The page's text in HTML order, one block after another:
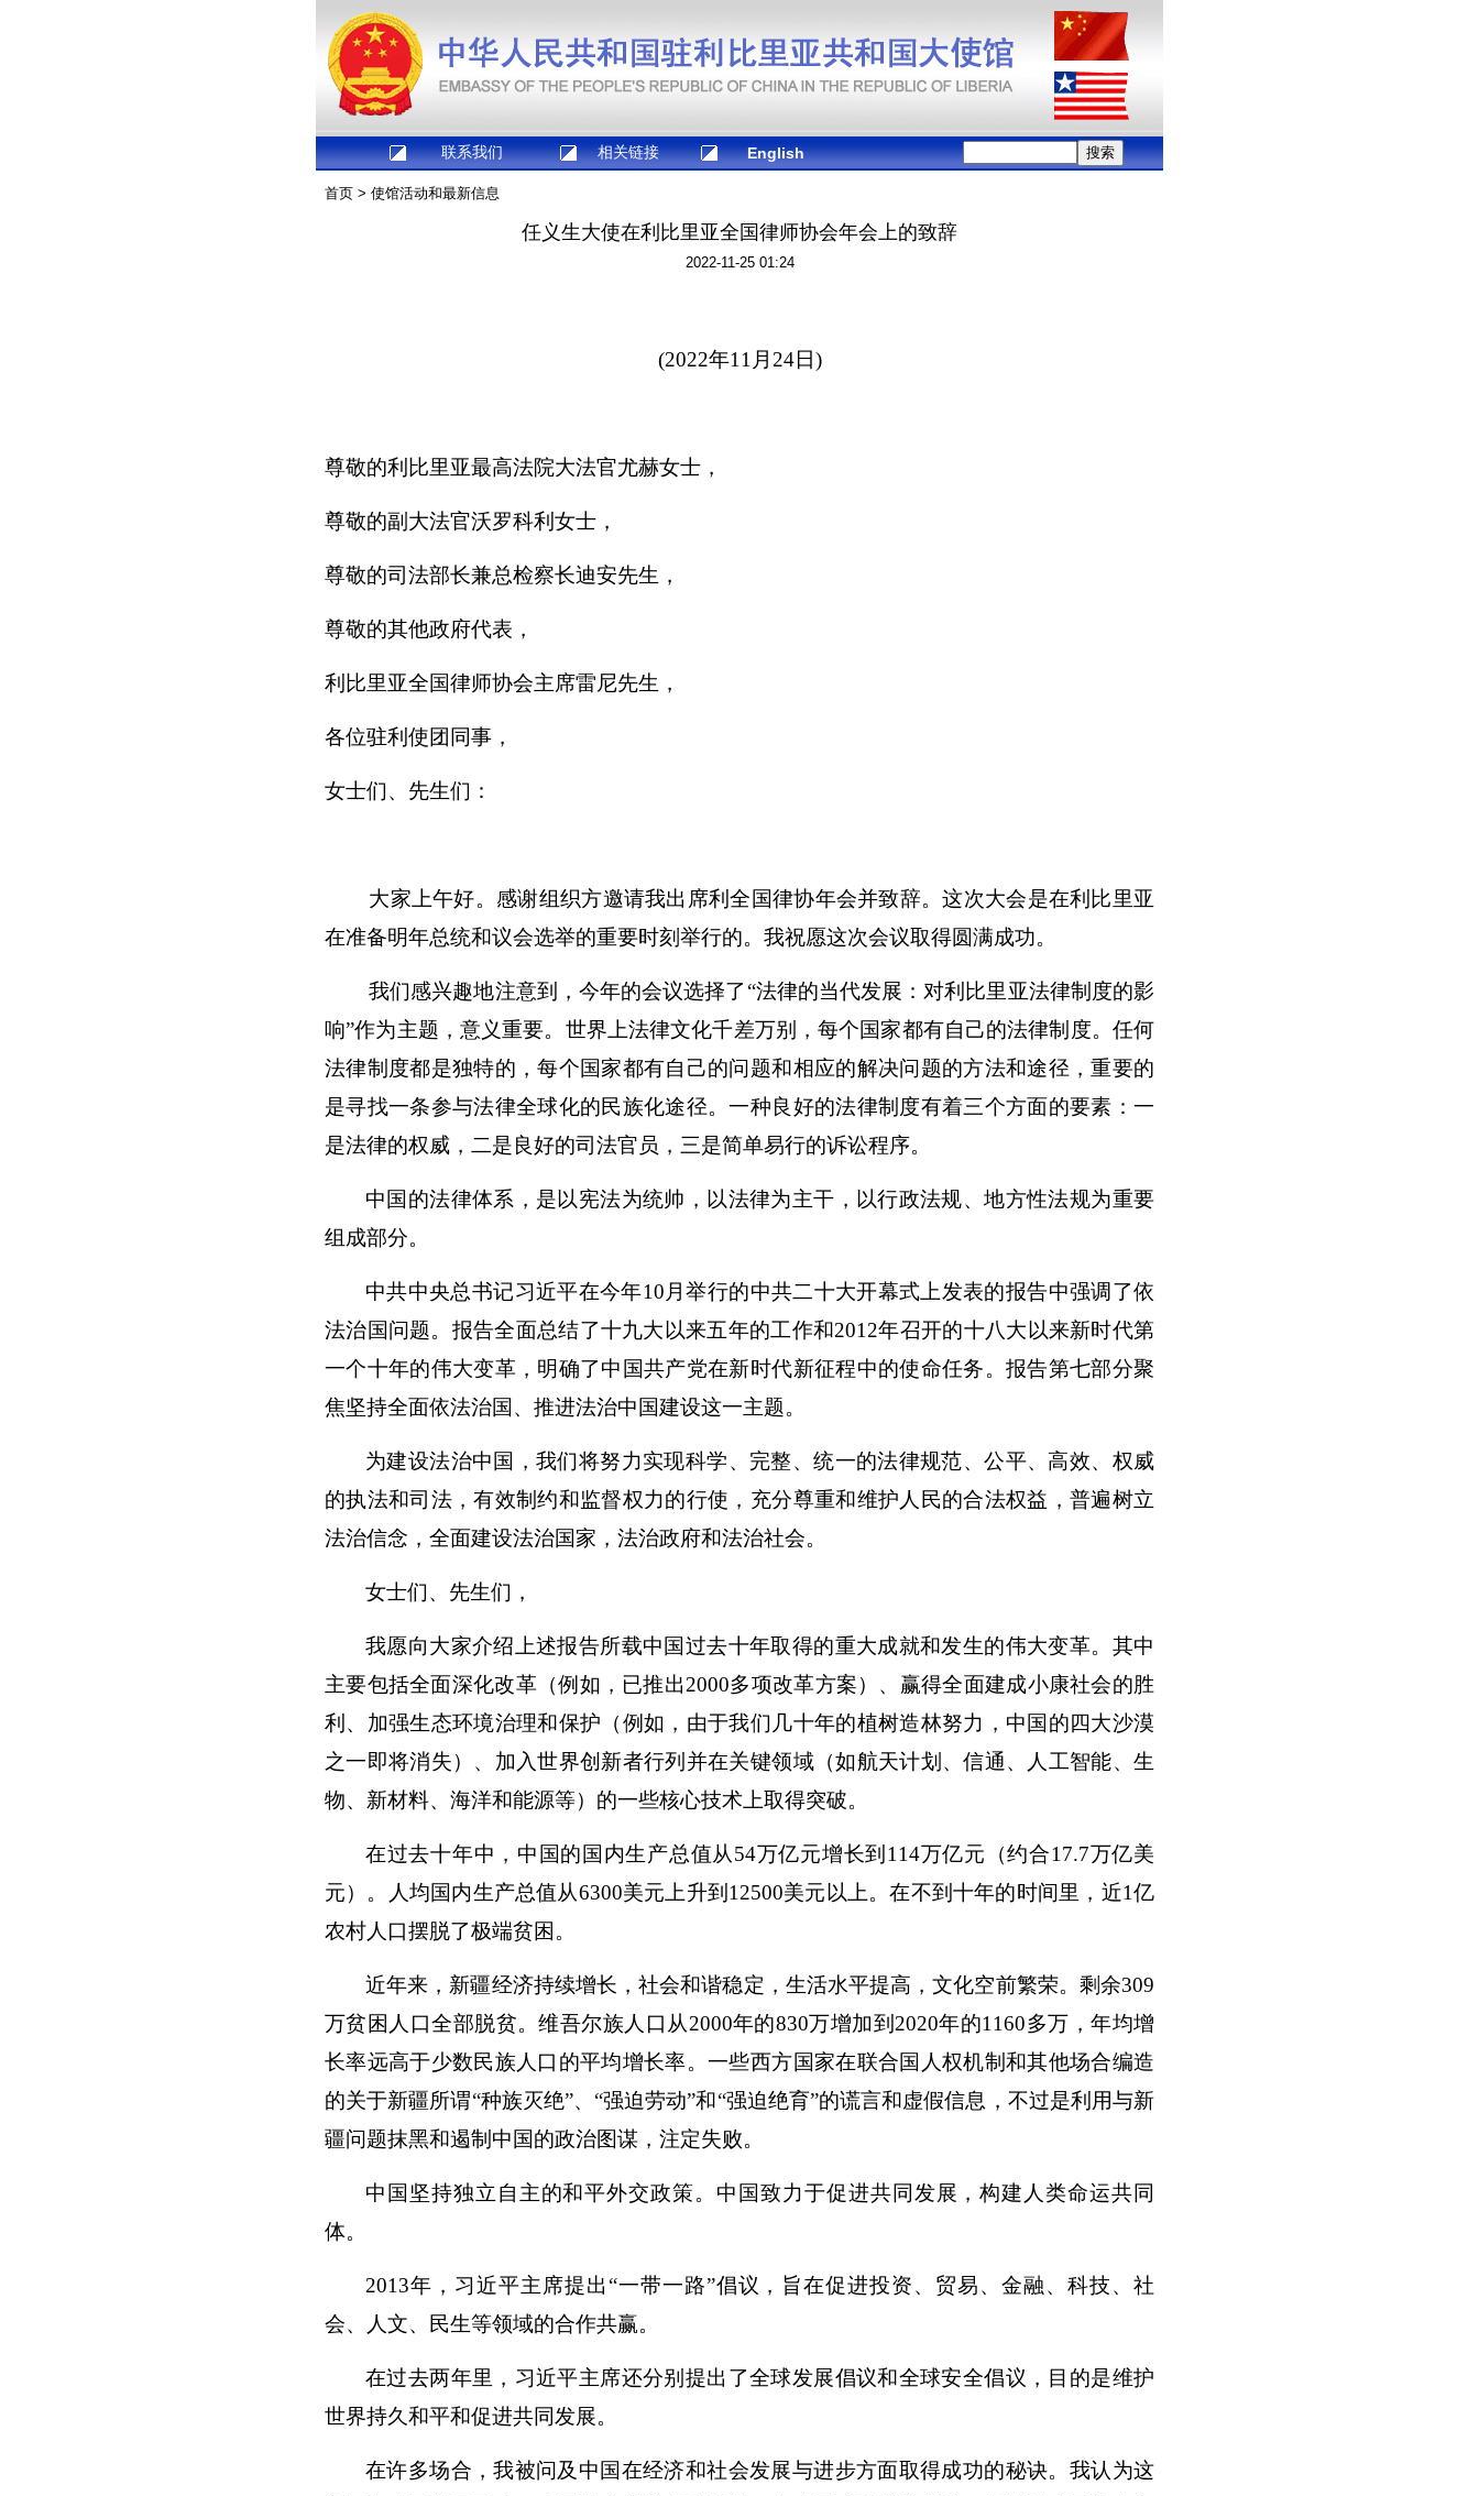
联系我们 相关链接 English
首页 > 使馆活动和最新信息
任义生大使在利比里亚全国律师协会年会上的致辞
2022-11-25 01:24
(2022年11月24日)
尊敬的利比里亚最高法院大法官尤赫女士，
尊敬的副大法官沃罗科利女士，
尊敬的司法部长兼总检察长迪安先生，
尊敬的其他政府代表，
利比里亚全国律师协会主席雷尼先生，
各位驻利使团同事，
女士们、先生们：
大家上午好。感谢组织方邀请我出席利全国律协年会并致辞。这次大会是在利比里亚
在准备明年总统和议会选举的重要时刻举行的。我祝愿这次会议取得圆满成功。
我们感兴趣地注意到，今年的会议选择了“法律的当代发展：对利比里亚法律制度的影
响”作为主题，意义重要。世界上法律文化千差万别，每个国家都有自己的法律制度。任何
法律制度都是独特的，每个国家都有自己的问题和相应的解决问题的方法和途径，重要的
是寻找一条参与法律全球化的民族化途径。一种良好的法律制度有着三个方面的要素：一
是法律的权威，二是良好的司法官员，三是简单易行的诉讼程序。
中国的法律体系，是以宪法为统帅，以法律为主干，以行政法规、地方性法规为重要
组成部分。
中共中央总书记习近平在今年10月举行的中共二十大开幕式上发表的报告中强调了依
法治国问题。报告全面总结了十九大以来五年的工作和2012年召开的十八大以来新时代第
一个十年的伟大变革，明确了中国共产党在新时代新征程中的使命任务。报告第七部分聚
焦坚持全面依法治国、推进法治中国建设这一主题。
为建设法治中国，我们将努力实现科学、完整、统一的法律规范、公平、高效、权威
的执法和司法，有效制约和监督权力的行使，充分尊重和维护人民的合法权益，普遍树立
法治信念，全面建设法治国家，法治政府和法治社会。
女士们、先生们，
我愿向大家介绍上述报告所载中国过去十年取得的重大成就和发生的伟大变革。其中
主要包括全面深化改革（例如，已推出2000多项改革方案）、赢得全面建成小康社会的胜
利、加强生态环境治理和保护（例如，由于我们几十年的植树造林努力，中国的四大沙漠
之一即将消失）、加入世界创新者行列并在关键领域（如航天计划、信通、人工智能、生
物、新材料、海洋和能源等）的一些核心技术上取得突破。
在过去十年中，中国的国内生产总值从54万亿元增长到114万亿元（约合17.7万亿美
元）。人均国内生产总值从6300美元上升到12500美元以上。在不到十年的时间里，近1亿
农村人口摆脱了极端贫困。
近年来，新疆经济持续增长，社会和谐稳定，生活水平提高，文化空前繁荣。剩余309
万贫困人口全部脱贫。维吾尔族人口从2000年的830万增加到2020年的1160多万，年均增
长率远高于少数民族人口的平均增长率。一些西方国家在联合国人权机制和其他场合编造
的关于新疆所谓“种族灭绝”、“强迫劳动”和“强迫绝育”的谎言和虚假信息，不过是利用与新
疆问题抹黑和遏制中国的政治图谋，注定失败。
中国坚持独立自主的和平外交政策。中国致力于促进共同发展，构建人类命运共同
体。
2013年，习近平主席提出“一带一路”倡议，旨在促进投资、贸易、金融、科技、社
会、人文、民生等领域的合作共赢。
在过去两年里，习近平主席还分别提出了全球发展倡议和全球安全倡议，目的是维护
世界持久和平和促进共同发展。
在许多场合，我被问及中国在经济和社会发展与进步方面取得成功的秘诀。我认为这